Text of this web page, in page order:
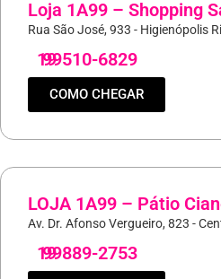
Loja 1A99 – Shopping
Rua São José, 933 - Higienópolis
19
99510-6829
COMO CHEGAR
LOJA 1A99 – Pátio
Av. Dr. Afonso Vergueiro, 823 -
19
99889-2753